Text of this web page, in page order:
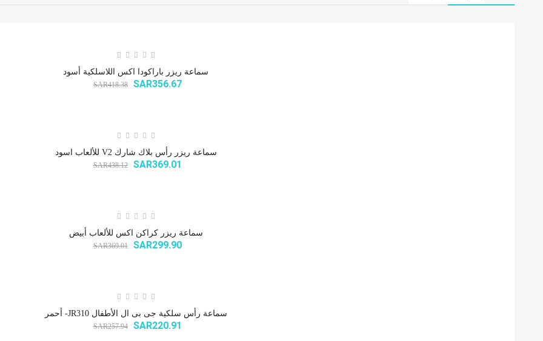
سماعة ريزر باراكودا اكس اللاسلكية أسود
SAR356.67
SAR418.38
سماعة ريزر رأس بلاك شارك V2 للألعاب اسود
SAR369.01
SAR438.12
سماعة ريزر كراكن اكس للألعاب أبيض
SAR299.90
SAR369.01
سماعة رأس سلكية جى بى ال الأطفال JR310- أحمر
SAR220.91
SAR257.94